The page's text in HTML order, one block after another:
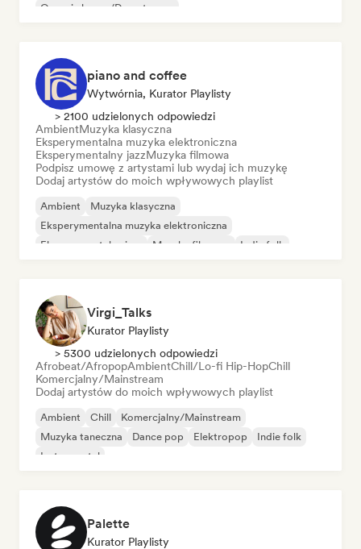
Organic house/Downtempo
piano and coffee
Wytwórnia, Kurator Playlisty
> 2100 udzielonych odpowiedzi
AmbientMuzyka klasyczna
Eksperymentalna muzyka elektroniczna
Eksperymentalny jazzMuzyka filmowa
Podpisz umowę z artystami lub wydaj ich muzykę
Dodaj artystów do moich wpływowych playlist
Ambient
Muzyka klasyczna
Eksperymentalna muzyka elektroniczna
Eksperymentalny jazz
Muzyka filmowa
Indie folk
Virgi_Talks
Kurator Playlisty
> 5300 udzielonych odpowiedzi
Afrobeat/AfropopAmbientChill/Lo-fi Hip-HopChill
Komercjalny/Mainstream
Dodaj artystów do moich wpływowych playlist
Ambient Chill
Komercjalny/Mainstream
Muzyka taneczna
Dance pop Elektropop
Indie folk
Instrumental
Palette
Kurator Playlisty